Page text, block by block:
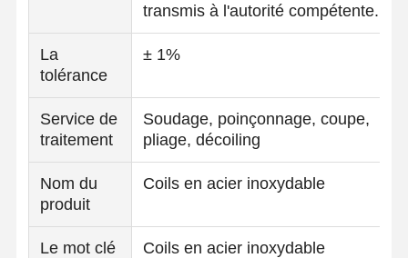
transmis à l'autorité compétente.
La
tolérance
± 1%
Service de
traitement
Soudage, poinçonnage, coupe,
pliage, décoiling
Nom du
produit
Coils en acier inoxydable
Le mot clé Coils en acier inoxydable